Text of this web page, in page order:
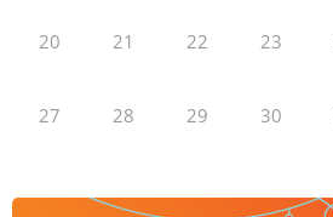
20 21 22 23
27 28 29 30